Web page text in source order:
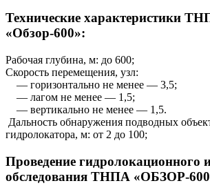
Технические характеристики
«Обзор-600»:
Рабочая глубина, м: до 600;
Скорость перемещения, узл:
— горизонтально не менее — 3,5;
— лагом не менее — 1,5;
— вертикально не менее — 1,5.
Дальность обнаружения подводных
гидролокатора, м: от 2 до 100;
Проведение гидролокационного
обследования ТНПА «ОБЗОР-